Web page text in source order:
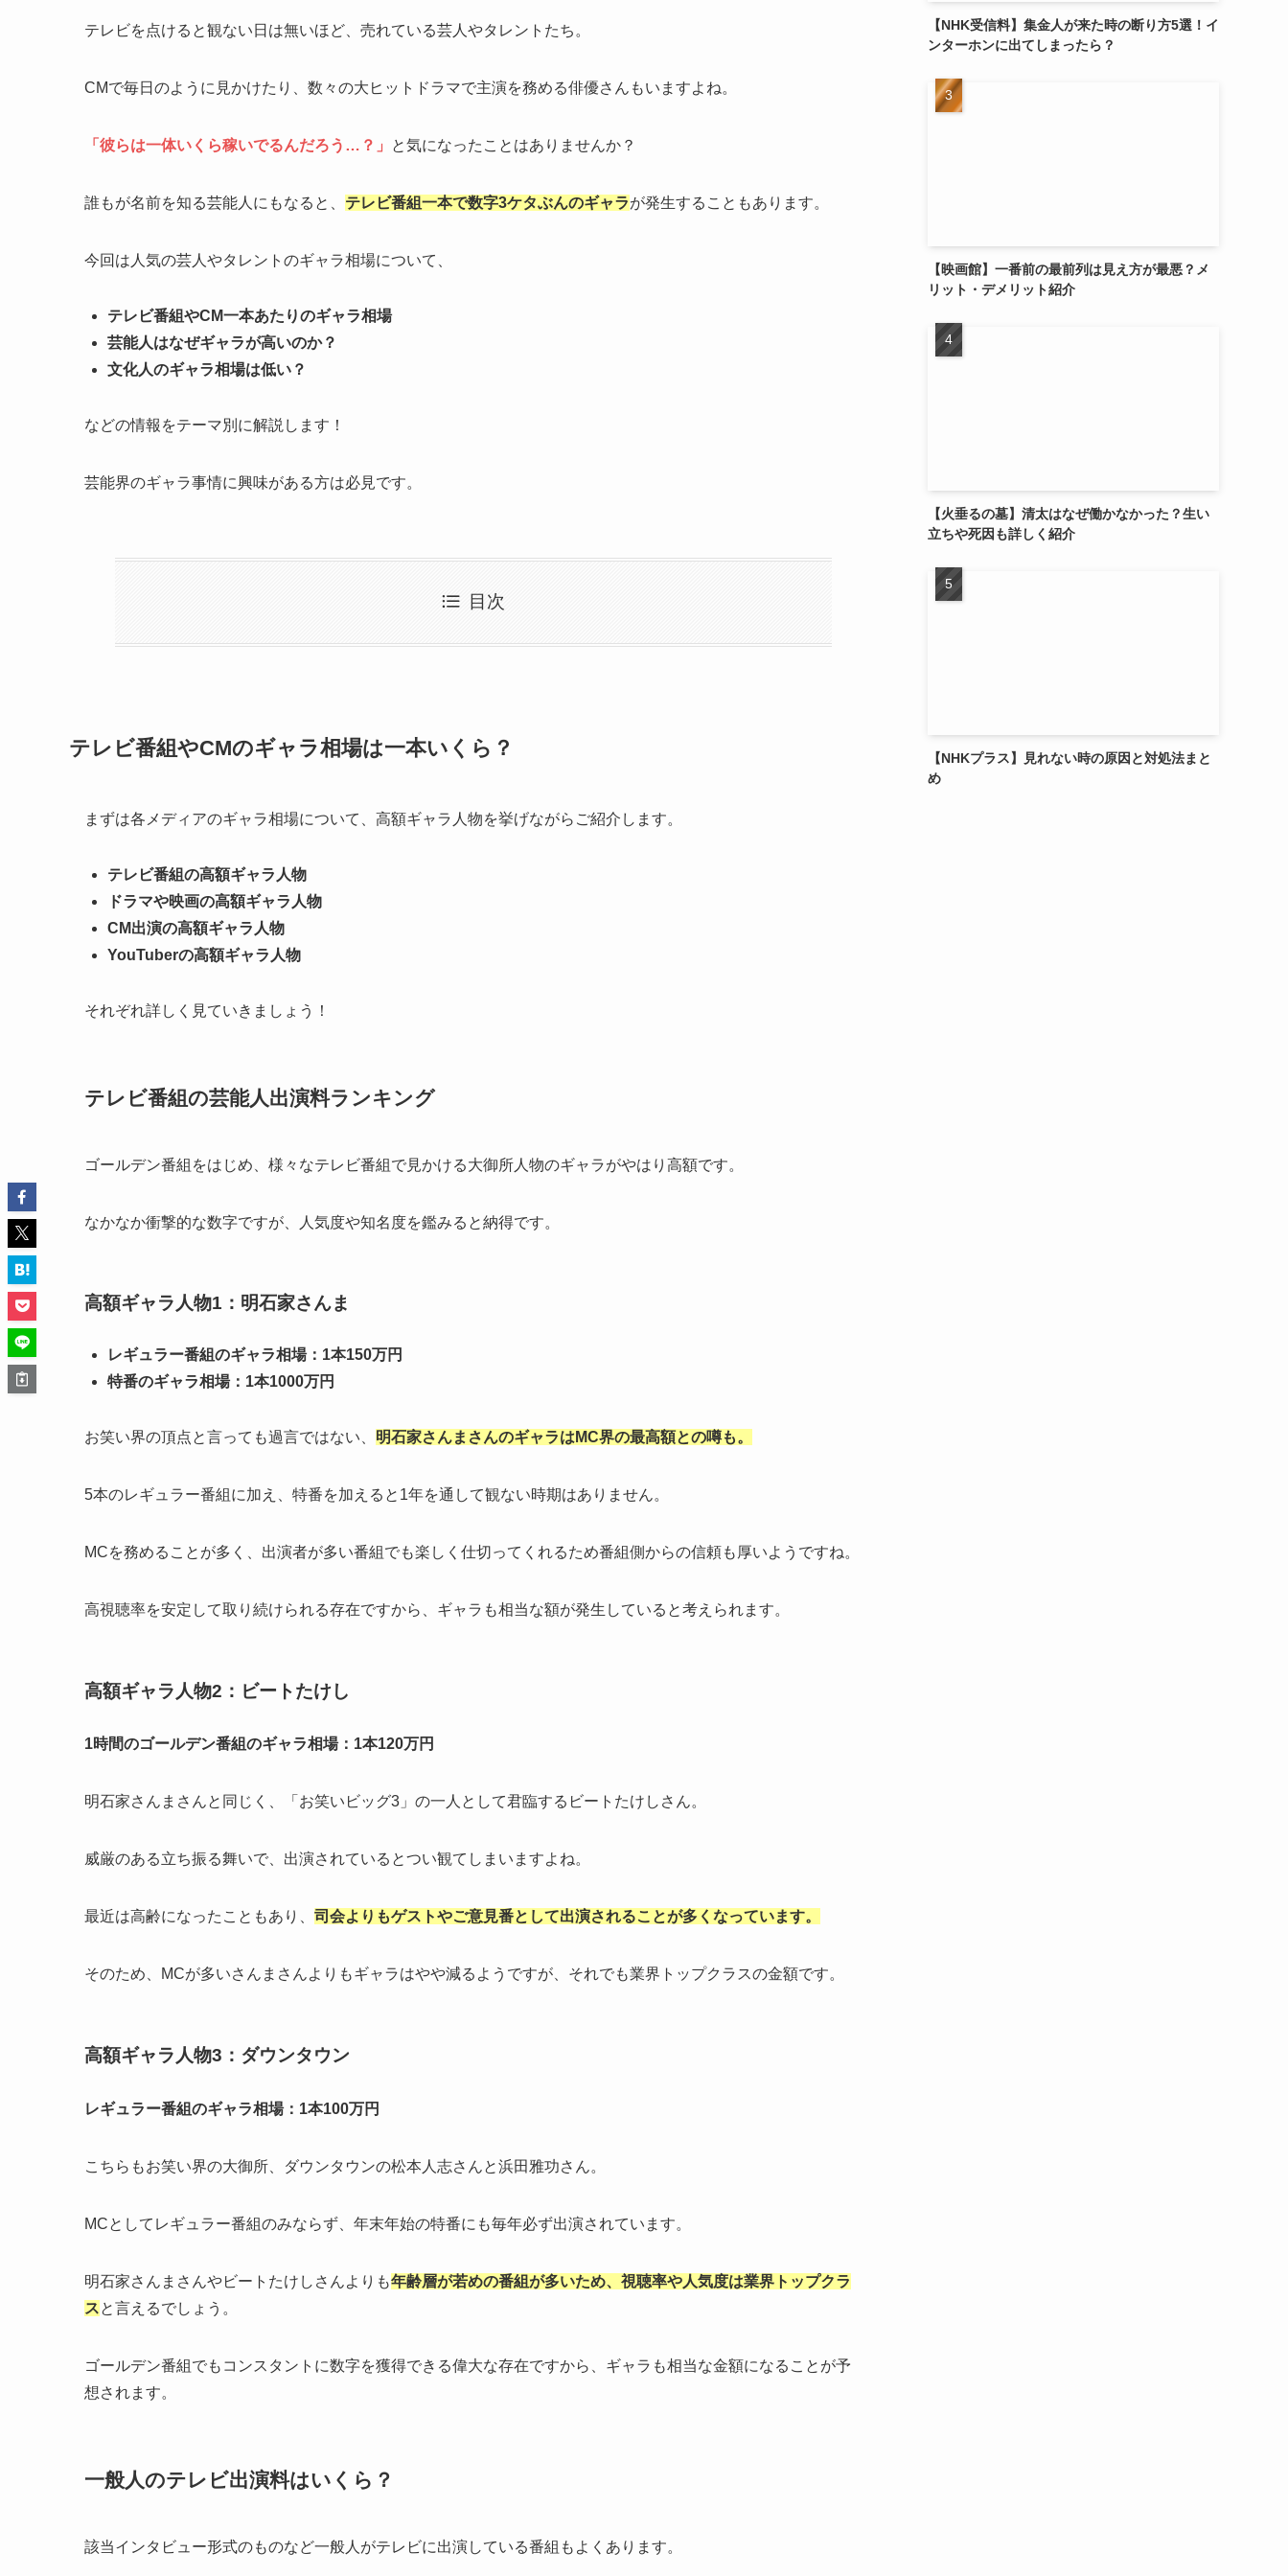
テレビを点けると観ない日は無いほど、売れている芸人やタレントたち。
CMで毎日のように見かけたり、数々の大ヒットドラマで主演を務める俳優さんもいますよね。
「彼らは一体いくら稼いでるんだろう…？」 と気になったことはありませんか？
誰もが名前を知る芸能人にもなると、 テレビ番組一本で数字3ケタぶんのギャラが発生することもあります。
今回は人気の芸人やタレントのギャラ相場について、
テレビ番組やCM一本あたりのギャラ相場
芸能人はなぜギャラが高いのか？
文化人のギャラ相場は低い？
などの情報をテーマ別に解説します！
芸能界のギャラ事情に興味がある方は必見です。
目次
テレビ番組やCMのギャラ相場は一本いくら？
まずは各メディアのギャラ相場について、高額ギャラ人物を挙げながらご紹介します。
テレビ番組の高額ギャラ人物
ドラマや映画の高額ギャラ人物
CM出演の高額ギャラ人物
YouTuberの高額ギャラ人物
それぞれ詳しく見ていきましょう！
テレビ番組の芸能人出演料ランキング
ゴールデン番組をはじめ、様々なテレビ番組で見かける大御所人物のギャラがやはり高額です。
なかなか衝撃的な数字ですが、人気度や知名度を鑑みると納得です。
高額ギャラ人物1：明石家さんま
レギュラー番組のギャラ相場：1本150万円
特番のギャラ相場：1本1000万円
お笑い界の頂点と言っても過言ではない、 明石家さんまさんのギャラはMC界の最高額との噂も。
5本のレギュラー番組に加え、特番を加えると1年を通して観ない時期はありません。
MCを務めることが多く、出演者が多い番組でも楽しく仕切ってくれるため番組側からの信頼も厚いようですね。
高視聴率を安定して取り続けられる存在ですから、ギャラも相当な額が発生していると考えられます。
高額ギャラ人物2：ビートたけし
1時間のゴールデン番組のギャラ相場：1本120万円
明石家さんまさんと同じく、「お笑いビッグ3」の一人として君臨するビートたけしさん。
威厳のある立ち振る舞いで、出演されているとつい観てしまいますよね。
最近は高齢になったこともあり、 司会よりもゲストやご意見番として出演されることが多くなっています。
そのため、MCが多いさんまさんよりもギャラはやや減るようですが、それでも業界トップクラスの金額です。
高額ギャラ人物3：ダウンタウン
レギュラー番組のギャラ相場：1本100万円
こちらもお笑い界の大御所、ダウンタウンの松本人志さんと浜田雅功さん。
MCとしてレギュラー番組のみならず、年末年始の特番にも毎年必ず出演されています。
明石家さんまさんやビートたけしさんよりも年齢層が若めの番組が多いため、視聴率や人気度は業界トップクラ
スと言えるでしょう。
ゴールデン番組でもコンスタントに数字を獲得できる偉大な存在ですから、ギャラも相当な金額になることが予
想されます。
一般人のテレビ出演料はいくら？
該当インタビュー形式のものなど一般人がテレビに出演している番組もよくあります。
【NHK受信料】集金人が来た時の断り方5選！イ
ンターホンに出てしまったら？
【映画館】一番前の最前列は見え方が最悪？メ
リット・デメリット紹介
【火垂るの墓】清太はなぜ働かなかった？生い
立ちや死因も詳しく紹介
【NHKプラス】見れない時の原因と対処法まと
め